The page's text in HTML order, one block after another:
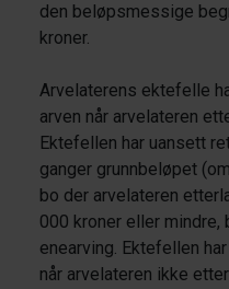
den beløpsmessige
kroner.
Arvelaterens ektefelle
arven når arvelateren
Ektefellen har uansett
ganger grunnbeløpet
bo der arvelateren
000 kroner eller
enearving. Ektefellen
når arvelateren ikke